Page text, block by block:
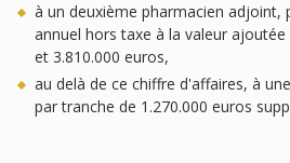
à un deuxième pharmacien adjoint,
annuel hors taxe à la valeur
et 3.810.000 euros,
au delà de ce chiffre d'affaires, à
par tranche de 1.270.000 euros